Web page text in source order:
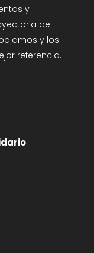
y
de
y los
referencia.